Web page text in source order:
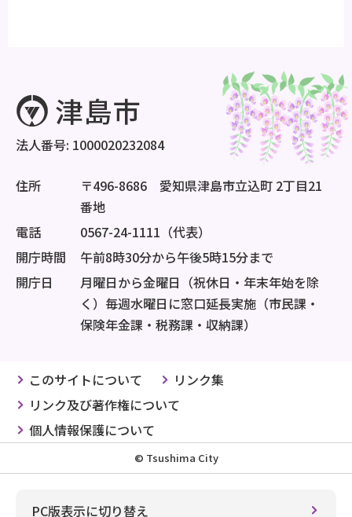
法人番号: 1000020232084
住所
〒496-8686 愛知県津島市立込町 2丁目21
番地
電話
0567-24-1111（代表）
開庁時間
午前8時30分から午後5時15分まで
開庁日
月曜日から金曜日（祝休日・年末年始を除
く）毎週水曜日に窓口延長実施（市民課・
保険年金課・税務課・収納課）
このサイトについて
リンク集
リンク及び著作権について
個人情報保護について
© Tsushima City
PC版表示に切り替え